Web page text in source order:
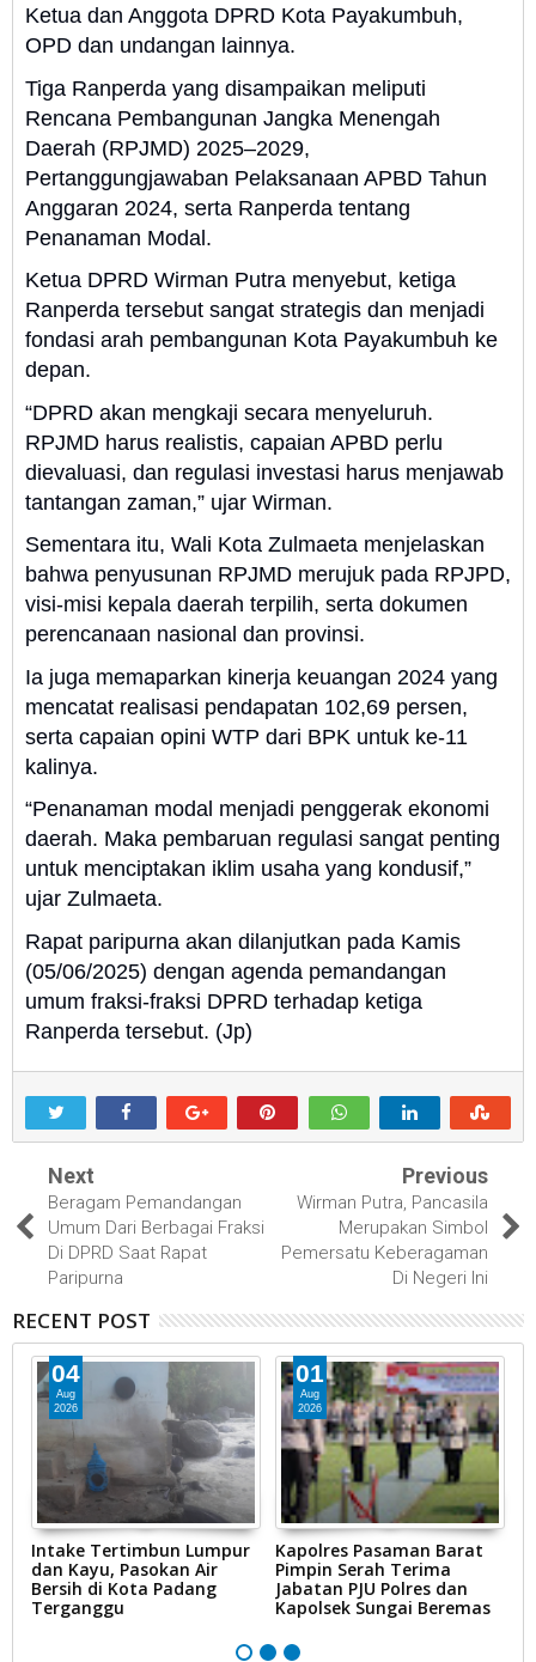
Ketua dan Anggota DPRD Kota Payakumbuh,
OPD dan undangan lainnya.
Tiga Ranperda yang disampaikan meliputi
Rencana Pembangunan Jangka Menengah
Daerah (RPJMD) 2025–2029,
Pertanggungjawaban Pelaksanaan APBD Tahun
Anggaran 2024, serta Ranperda tentang
Penanaman Modal.
Ketua DPRD Wirman Putra menyebut, ketiga
Ranperda tersebut sangat strategis dan menjadi
fondasi arah pembangunan Kota Payakumbuh ke
depan.
“DPRD akan mengkaji secara menyeluruh.
RPJMD harus realistis, capaian APBD perlu
dievaluasi, dan regulasi investasi harus menjawab
tantangan zaman,” ujar Wirman.
Sementara itu, Wali Kota Zulmaeta menjelaskan
bahwa penyusunan RPJMD merujuk pada RPJPD,
visi-misi kepala daerah terpilih, serta dokumen
perencanaan nasional dan provinsi.
Ia juga memaparkan kinerja keuangan 2024 yang
mencatat realisasi pendapatan 102,69 persen,
serta capaian opini WTP dari BPK untuk ke-11
kalinya.
“Penanaman modal menjadi penggerak ekonomi
daerah. Maka pembaruan regulasi sangat penting
untuk menciptakan iklim usaha yang kondusif,”
ujar Zulmaeta.
Rapat paripurna akan dilanjutkan pada Kamis
(05/06/2025) dengan agenda pemandangan
umum fraksi-fraksi DPRD terhadap ketiga
Ranperda tersebut. (Jp)
Next
Beragam Pemandangan
Umum Dari Berbagai Fraksi
Di DPRD Saat Rapat
Paripurna
Previous
Wirman Putra, Pancasila
Merupakan Simbol
Pemersatu Keberagaman
Di Negeri Ini
RECENT POST
04
Aug
2026
Intake Tertimbun Lumpur
dan Kayu, Pasokan Air
Bersih di Kota Padang
Terganggu
01
Aug
2026
Kapolres Pasaman Barat
Pimpin Serah Terima
Jabatan PJU Polres dan
Kapolsek Sungai Beremas